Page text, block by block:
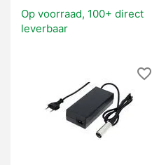
Op voorraad, 100+ direct
leverbaar